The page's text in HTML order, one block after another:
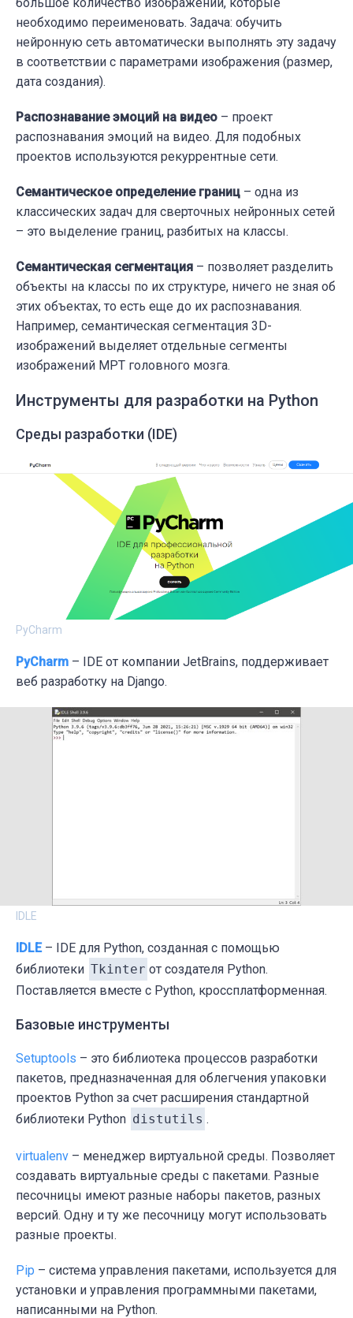
необходимо переименовать. Задача: обучить
нейронную сеть автоматически выполнять эту задачу
в соответствии с параметрами изображения (размер,
дата создания).
Распознавание эмоций на видео – проект
распознавания эмоций на видео. Для подобных
проектов используются рекуррентные сети.
Семантическое определение границ – одна из
классических задач для сверточных нейронных сетей
– это выделение границ, разбитых на классы.
Семантическая сегментация – позволяет разделить
объекты на классы по их структуре, ничего не зная об
этих объектах, то есть еще до их распознавания.
Например, семантическая сегментация 3D-
изображений выделяет отдельные сегменты
изображений МРТ головного мозга.
Инструменты для разработки на Python
Среды разработки (IDE)
PyCharm
PyCharm – IDE от компании JetBrains, поддерживает
веб разработку на Django.
IDLE
IDLE – IDE для Python, созданная с помощью
библиотеки Tkinter от создателя Python.
Поставляется вместе с Python, кроссплатформенная.
Базовые инструменты
Setuptools – это библиотека процессов разработки
пакетов, предназначенная для облегчения упаковки
проектов Python за счет расширения стандартной
библиотеки Python distutils .
virtualenv – менеджер виртуальной среды. Позволяет
создавать виртуальные среды с пакетами. Разные
песочницы имеют разные наборы пакетов, разных
версий. Одну и ту же песочницу могут использовать
разные проекты.
Pip – система управления пакетами, используется для
установки и управления программными пакетами,
написанными на Python.